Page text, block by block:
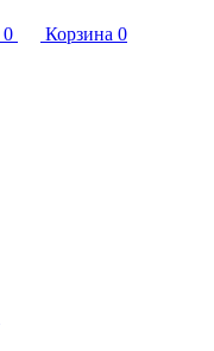
0 Корзина 0